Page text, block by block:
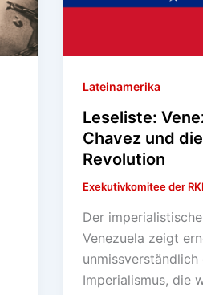
Lateinamerika
Leseliste:
Chavez und
Revolution
Exekutivkomitee der
Der
Venezuela zeigt
Imperialismus, die